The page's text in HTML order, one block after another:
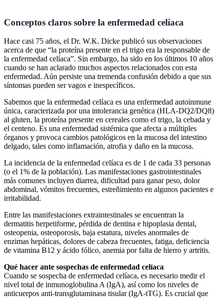
Conceptos claros sobre la enfermedad celíaca
Hace casi 75 años, el Dr. W.K. Dicke publicó sus observaciones
acerca de que “la proteína presente en el trigo era la responsable de
la enfermedad celíaca”. Sin embargo, ha sido en los últimos 10 años
cuando se han aclarado muchos aspectos relacionados con esta
enfermedad. Aún persiste una tremenda confusión debido a que sus
síntomas pueden ser vagos e inespecíficos.
Sabemos que la enfermedad celíaca es una enfermedad autoinmune
única, caracterizada por una intolerancia genética (HLA-DQ2/DQ8)
al gluten, la proteína presente en cereales como el trigo, la cebada y
el centeno. Es una enfermedad sistémica que afecta a múltiples
órganos y provoca cambios patológicos en la mucosa del intestino
delgado, tales como inflamación, atrofia y daño en la mucosa.
La incidencia de la enfermedad celíaca es de 1 de cada 33 personas
(o el 1% de la población). Las manifestaciones gastrointestinales
más comunes incluyen diarrea, dificultad para ganar peso, dolor
abdominal, vómitos frecuentes, estreñimiento en algunos pacientes e
irritabilidad.
Entre las manifestaciones extraintestinales se encuentran la
dermatitis herpetiforme, pérdida de dentina e hipoplasia dental,
osteopenia, osteoporosis, baja estatura, niveles anormales de
enzimas hepáticas, dolores de cabeza frecuentes, fatiga, deficiencia
de vitamina B12 y ácido fólico, anemia por falta de hierro y artritis.
Qué hacer ante sospechas de enfermedad celíaca
Cuando se sospecha de enfermedad celíaca, es necesario medir el
nivel total de inmunoglobulina A (IgA), así como los niveles de
anticuerpos anti-transglutaminasa tisular (IgA-tTG). Es crucial que